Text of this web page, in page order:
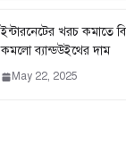
ইন্টারনেটের খরচ কমাতে
কমলো ব্যান্ডউইথের দাম
May 22, 2025